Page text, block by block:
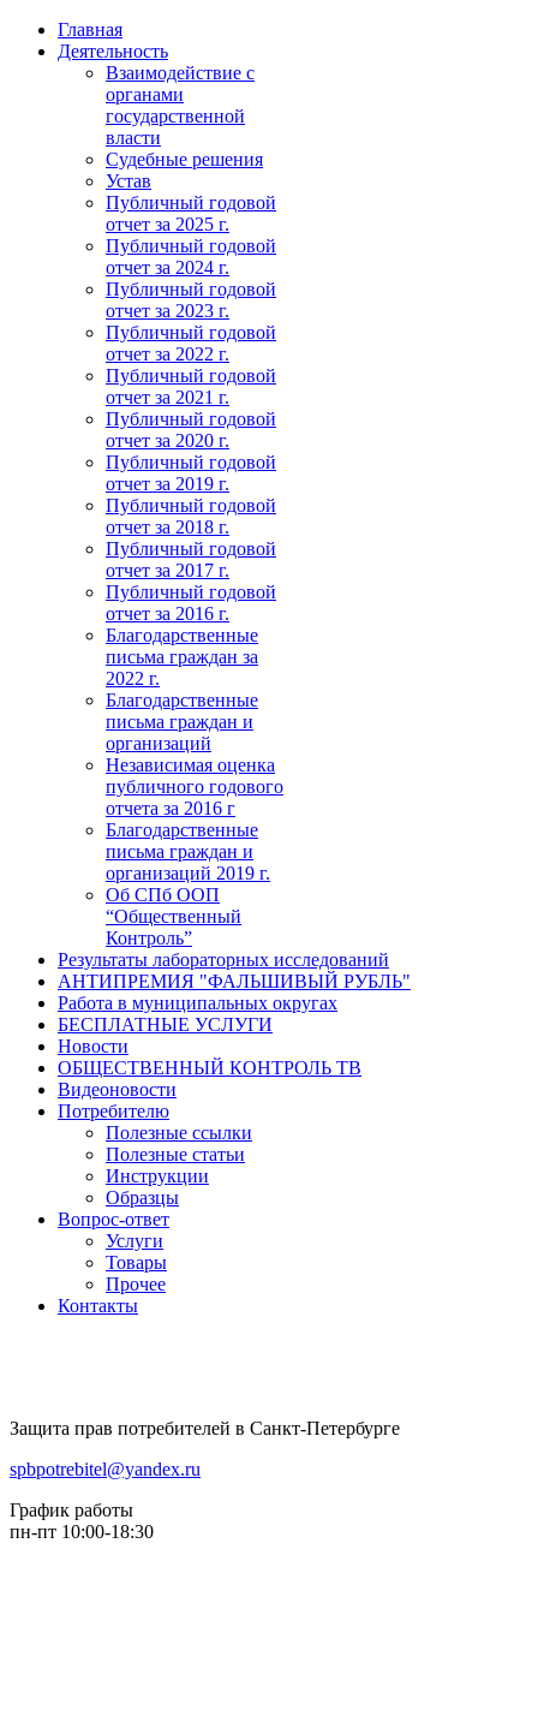
Главная
Деятельность
Взаимодействие с
органами
государственной
власти
Судебные решения
Устав
Публичный годовой
отчет за 2025 г.
Публичный годовой
отчет за 2024 г.
Публичный годовой
отчет за 2023 г.
Публичный годовой
отчет за 2022 г.
Публичный годовой
отчет за 2021 г.
Публичный годовой
отчет за 2020 г.
Публичный годовой
отчет за 2019 г.
Публичный годовой
отчет за 2018 г.
Публичный годовой
отчет за 2017 г.
Публичный годовой
отчет за 2016 г.
Благодарственные
письма граждан за
2022 г.
Благодарственные
письма граждан и
организаций
Независимая оценка
публичного годового
отчета за 2016 г
Благодарственные
письма граждан и
организаций 2019 г.
Об СПб ООП
“Общественный
Контроль”
Результаты лабораторных исследований
АНТИПРЕМИЯ "ФАЛЬШИВЫЙ РУБЛЬ"
Работа в муниципальных округах
БЕСПЛАТНЫЕ УСЛУГИ
Новости
ОБЩЕСТВЕННЫЙ КОНТРОЛЬ ТВ
Видеоновости
Потребителю
Полезные ссылки
Полезные статьи
Инструкции
Образцы
Вопрос-ответ
Услуги
Товары
Прочее
Контакты
Защита прав потребителей в Санкт-Петербурге
spbpotrebitel@yandex.ru
График работы
пн-пт 10:00-18:30